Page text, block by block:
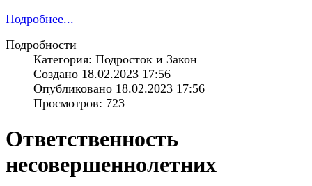
Подробнее...
Подробности
Категория: Подросток и Закон
Создано 18.02.2023 17:56
Опубликовано 18.02.2023 17:56
Просмотров: 723
Ответственность
несовершеннолетних